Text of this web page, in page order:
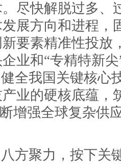
尽快解脱过多、
展方向和进程，
要素精准性投放
业和“专精特新
全我国关键核心
业的硬核底蕴，
增强全球复杂供
聚力，按下关